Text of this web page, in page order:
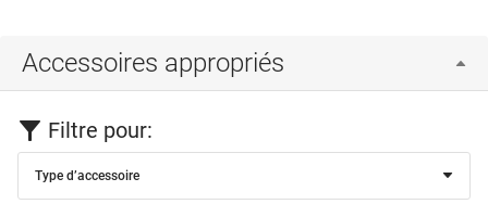
Accessoires appropriés
Filtre pour:
Type d’accessoire